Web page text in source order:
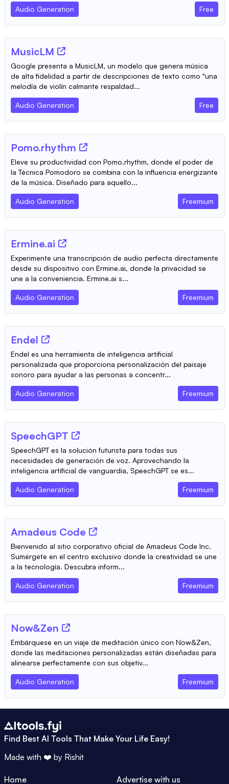
Audio Generation Free
MusicLM
Google presenta a MusicLM, un modelo que genera música
de alta fidelidad a partir de descripciones de texto como "una
melodía de violín calmante respaldad...
Audio Generation Free
Pomo.rhythm
Eleve su productividad con Pomo.rhythm, donde el poder de
la Técnica Pomodoro se combina con la influencia energizante
de la música. Diseñado para aquello...
Audio Generation Freemium
Ermine.ai
Experimente una transcripción de audio perfecta directamente
desde su dispositivo con Ermine.ai, donde la privacidad se
une a la conveniencia. Ermine.ai s...
Audio Generation Freemium
Endel
Endel es una herramienta de inteligencia artificial
personalizada que proporciona personalización del paisaje
sonoro para ayudar a las personas a concentr...
Audio Generation Freemium
SpeechGPT
SpeechGPT es la solución futurista para todas sus
necesidades de generación de voz. Aprovechando la
inteligencia artificial de vanguardia, SpeechGPT se es...
Audio Generation Freemium
Amadeus Code
Bienvenido al sitio corporativo oficial de Amadeus Code Inc.
Sumérgete en el centro exclusivo donde la creatividad se une
a la tecnología. Descubra inform...
Audio Generation Freemium
Now&Zen
Embárquese en un viaje de meditación único con Now&Zen,
donde las meditaciones personalizadas están diseñadas para
alinearse perfectamente con sus objetiv...
Audio Generation Freemium
Find Best AI Tools That Make Your Life Easy!
Made with ❤️ by Rishit
Home Advertise with us